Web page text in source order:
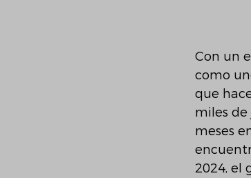
Con un
como
que
miles de
meses
2024, el